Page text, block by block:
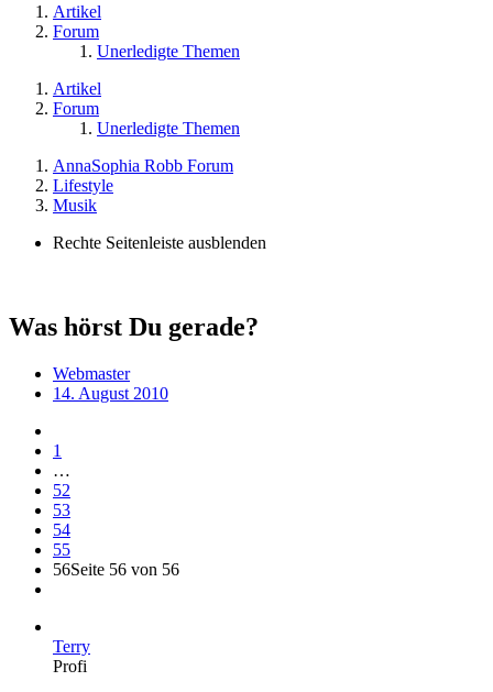
Artikel
Forum
Unerledigte Themen
Artikel
Forum
Unerledigte Themen
AnnaSophia Robb Forum
Lifestyle
Musik
Rechte Seitenleiste ausblenden
Was hörst Du gerade?
Webmaster
14. August 2010
1
…
52
53
54
55
56Seite 56 von 56
Terry
Profi